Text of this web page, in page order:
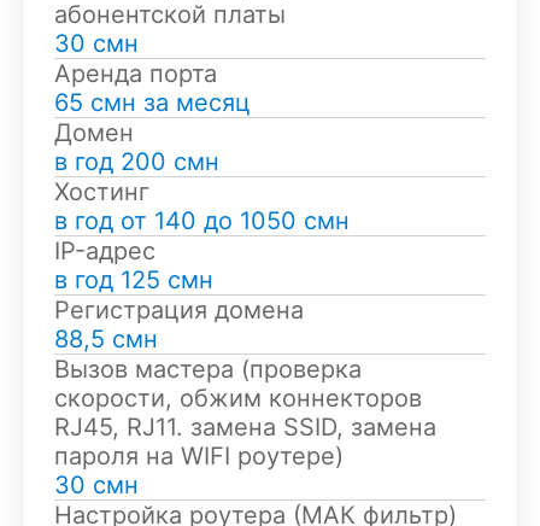
абонентской платы
30 смн
Аренда порта
65 смн за месяц
Домен
в год 200 смн
Хостинг
в год от 140 до 1050 cмн
IP-адрес
в год 125 смн
Регистрация домена
88,5 смн
Вызов мастера (проверка
скорости, обжим коннекторов
RJ45, RJ11. замена SSID, замена
пароля на WIFI роутере)
30 смн
Настройка роутера (МАК фильтр)